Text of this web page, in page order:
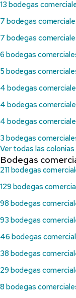
13 bodegas
7 bodegas
7 bodegas
6 bodegas
5 bodegas
4 bodegas
4 bodegas
4 bodegas
3 bodegas
Ver todas las
Bodegas
211 bodegas
129 bodegas
98 bodegas
93 bodegas
46 bodegas
38 bodegas
29 bodegas
8 bodegas